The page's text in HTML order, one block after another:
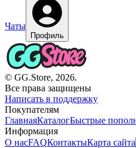
Чаты
Профиль
© GG.Store, 2026.
Все права защищены
Написать в поддержку
Покупателям
ГлавнаяКаталогБыстрые
Информация
О насFAQКонтактыКарта сайта